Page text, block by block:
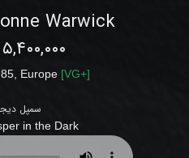
Warwick
۵,۴۰۰,۰۰۰ تومان
Europe [VG+]
سمپل
in the Dark